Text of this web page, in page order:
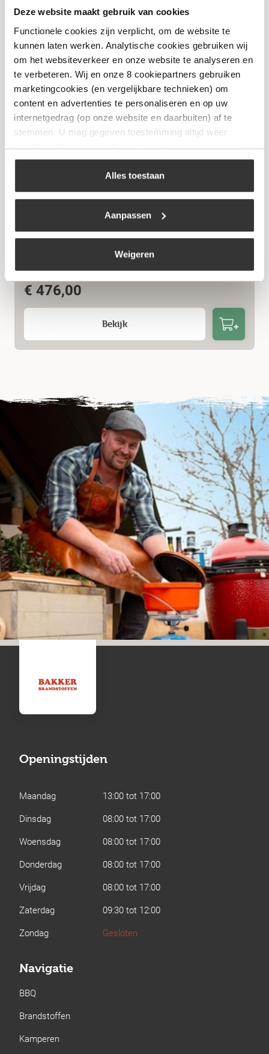
Deze website maakt gebruik van cookies
Functionele cookies zijn verplicht, om de website te
kunnen laten werken. Analytische cookies gebruiken wij
om het websiteverkeer en onze website te analyseren en
te verbeteren. Wij en onze 8 cookiepartners gebruiken
marketingcookies (en vergelijkbare technieken) om
content en advertenties te personaliseren en op uw
internetgedrag (op onze website en daarbuiten) af te
stemmen. U mag gegeven toestemming altijd weer
intrekken. Voor meer informatie en het aanpassen van
uw keuze op onze website verwijzen wij u naar ons
Alles toestaan
Aanpassen
Weigeren
Big Green Egg – Conveggtor – Large
€140,99
Big Green Egg – Nest + Integgrated
€ 476,00
Bekijk
Openingstijden
Maandag
13:00 tot 17:00
Dinsdag
08:00 tot 17:00
Woensdag
08:00 tot 17:00
Donderdag
08:00 tot 17:00
Vrijdag
08:00 tot 17:00
Zaterdag
09:30 tot 12:00
Zondag
Gesloten
Navigatie
BBQ
Brandstoffen
Kamperen